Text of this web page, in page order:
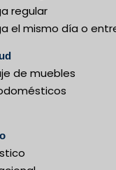
regular
el mismo día o
de muebles